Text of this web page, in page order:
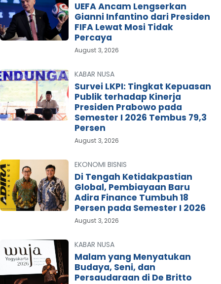
UEFA Ancam Lengserkan
Gianni Infantino dari Presiden
FIFA Lewat Mosi Tidak
Percaya
August 3, 2026
KABAR NUSA
Survei LKPI: Tingkat Kepuasan
Publik terhadap Kinerja
Presiden Prabowo pada
Semester I 2026 Tembus 79,3
Persen
August 3, 2026
EKONOMI BISNIS
Di Tengah Ketidakpastian
Global, Pembiayaan Baru
Adira Finance Tumbuh 18
Persen pada Semester I 2026
August 3, 2026
KABAR NUSA
Malam yang Menyatukan
Budaya, Seni, dan
Persaudaraan di De Britto